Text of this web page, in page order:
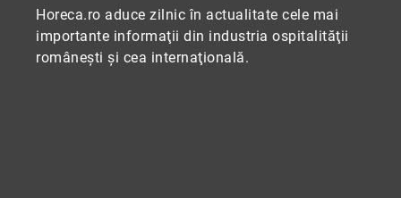
Horeca.ro aduce zilnic în actualitate cele mai
importante informaţii din industria ospitalităţii
româneşti şi cea internaţională.